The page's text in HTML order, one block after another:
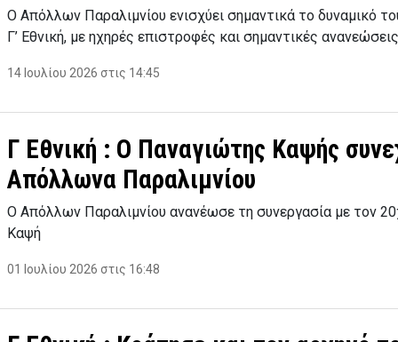
Ο Απόλλων Παραλιμνίου ενισχύει σημαντικά το δυναμικό
Γ’ Εθνική, με ηχηρές επιστροφές και σημαντικές ανανεώσεις
14 Ιουλίου 2026 στις 14:45
Γ Εθνική : Ο Παναγιώτης Καψής
Απόλλωνα Παραλιμνίου
Ο Απόλλων Παραλιμνίου ανανέωσε τη συνεργασία με τον
Καψή
01 Ιουλίου 2026 στις 16:48